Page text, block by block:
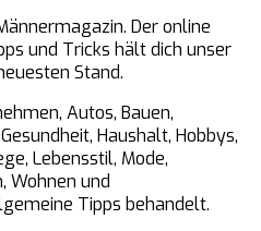
Der online
und Tricks hält dich unser
Stand.
Autos, Bauen,
Haushalt, Hobbys,
Lebensstil, Mode,
Wohnen und
Tipps behandelt.